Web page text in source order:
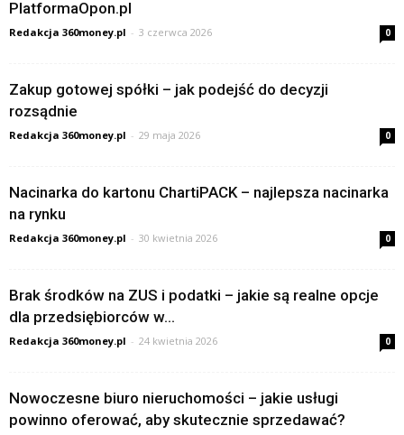
PlatformaOpon.pl
Redakcja 360money.pl - 3 czerwca 2026 0
Zakup gotowej spółki – jak podejść do decyzji
rozsądnie
Redakcja 360money.pl - 29 maja 2026 0
Nacinarka do kartonu ChartiPACK – najlepsza nacinarka
na rynku
Redakcja 360money.pl - 30 kwietnia 2026 0
Brak środków na ZUS i podatki – jakie są realne opcje
dla przedsiębiorców w...
Redakcja 360money.pl - 24 kwietnia 2026 0
Nowoczesne biuro nieruchomości – jakie usługi
powinno oferować, aby skutecznie sprzedawać?